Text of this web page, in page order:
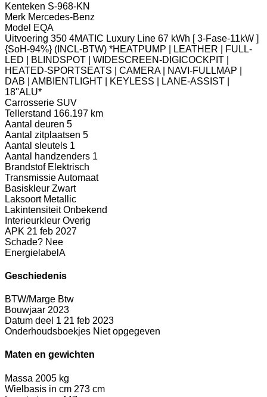
Kenteken S-968-KN
Merk Mercedes-Benz
Model EQA
Uitvoering 350 4MATIC Luxury Line 67 kWh [ 3-Fase-11kW ]
{SoH-94%} (INCL-BTW) *HEATPUMP | LEATHER | FULL-
LED | BLINDSPOT | WIDESCREEN-DIGICOCKPIT |
HEATED-SPORTSEATS | CAMERA | NAVI-FULLMAP |
DAB | AMBIENTLIGHT | KEYLESS | LANE-ASSIST |
18''ALU*
Carrosserie SUV
Tellerstand 166.197 km
Aantal deuren 5
Aantal zitplaatsen 5
Aantal sleutels 1
Aantal handzenders 1
Brandstof Elektrisch
TransmissieAutomaat
Basiskleur Zwart
Laksoort Metallic
Lakintensiteit Onbekend
Interieurkleur Overig
APK 21 feb 2027
Schade? Nee
Energielabel A
Geschiedenis
BTW/Marge Btw
Bouwjaar 2023
Datum deel 1 21 feb 2023
Onderhoudsboekjes Niet opgegeven
Maten en gewichten
Massa 2005 kg
Wielbasis in cm 273 cm